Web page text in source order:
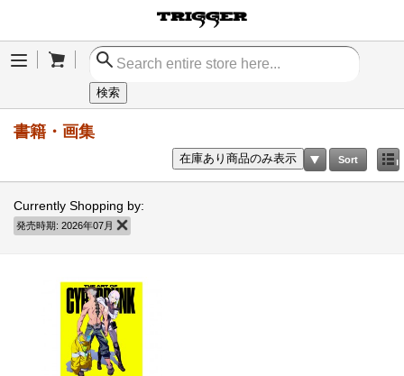
Menu
検索
書籍・画集
Sort
在庫あり商品のみ表示
Currently Shopping by:
発売時期: 2026年07月